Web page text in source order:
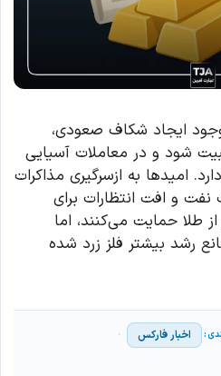
ایجاد شکاف صعودی،
۴۱۰۰ دلار تثبیت شود و در معاملات آسیایی
امیدها به ازسرگیری مذاکرات
و افت انتظارات برای
طلا حمایت می‌کنند، اما
رشد بیشتر فلز زرد شده
اخبار فارکس